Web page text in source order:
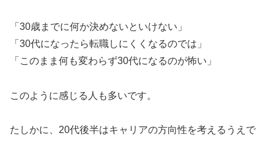
「30歳までに何か決めないといけない」
「30代になったら転職しにくくなるのでは」
「このまま何も変わらず30代になるのが怖い」
このように感じる人も多いです。
たしかに、20代後半はキャリアの方向性を考えるうえで